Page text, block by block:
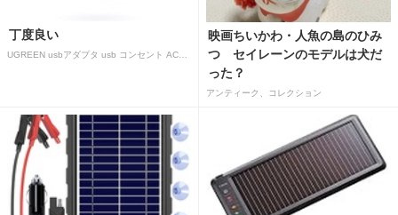
丁度良い
映画ちいかわ・人魚の島のひみ
つ セイレーンのモデルは犬だ
った？
アンティーク、コレクション